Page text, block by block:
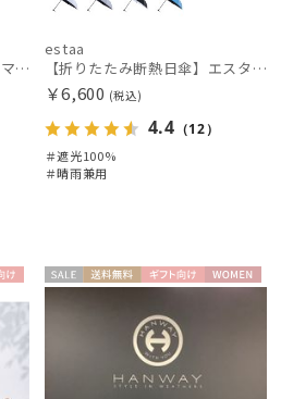
【晴雨兼用折りたたみ日傘】マッキントッシュ フィロソフィー (MACKINTOSH PHILOSOPHY)コーギー 雨の日OK 軽量 遮光100％ 遮熱 UV
estaa
【折りたたみ断熱日傘】エスタ (estaa) ハニカム断熱パラソル 55㎝ 折りたたみ傘 晴雨兼用 遮光100 UV100
￥6,600 (税込)
4.4 （12）
＃遮光100%
＃晴雨兼用
セー 送料無 ギフト
向け
WOME